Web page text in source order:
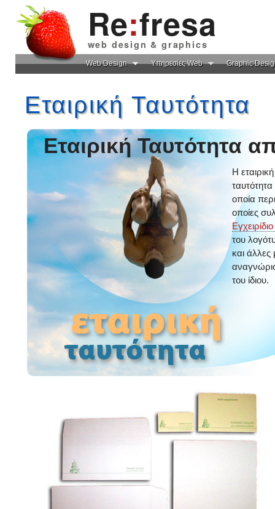
Re:fresa
web design & graphics
Web Design Υπηρεσίες Web Graphic
Εταιρική Ταυτότητα
Εταιρική Ταυτότητα
Η
οποία
οποίες
του
και άλλες
του ίδιου.